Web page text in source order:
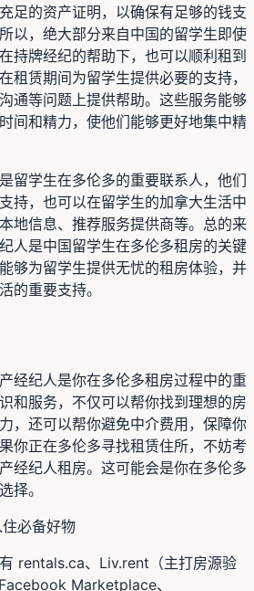
足的资产证明，以确保有足够的钱支
以，绝大部分来自中国的留学生即使
持牌经纪的帮助下，也可以顺利租到
租赁期间为留学生提供必要的支持，
通等问题上提供帮助。这些服务能够
间和精力，使他们能够更好地集中精
留学生在多伦多的重要联系人，他们
持，也可以在留学生的加拿大生活中
地信息、推荐服务提供商等。总的来
人是中国留学生在多伦多租房的关键
够为留学生提供无忧的租房体验，并
的重要支持。
经纪人是你在多伦多租房过程中的重
和服务，不仅可以帮你找到理想的房
，还可以帮你避免中介费用，保障你
你正在多伦多寻找租赁住所，不妨考
经纪人租房。这可能会是你在多伦多
择。
必备好物
rentals.ca、Liv.rent（主打房源验
Marketplace、